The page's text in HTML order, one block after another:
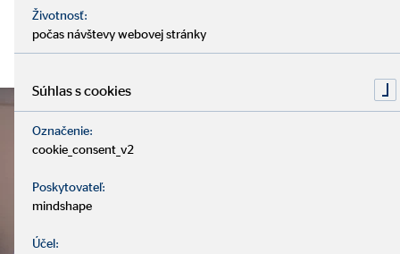
Životnosť:
počas návštevy webovej stránky
Súhlas s cookies
Označenie:
cookie_consent_v2
Poskytovateľ:
mindshape
Účel: